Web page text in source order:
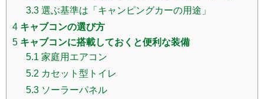
3.3 選ぶ基準は「キャンピングカーの用途」
4 キャブコンの選び方
5 キャブコンに搭載しておくと便利な装備
5.1 家庭用エアコン
5.2 カセット型トイレ
5.3 ソーラーパネル